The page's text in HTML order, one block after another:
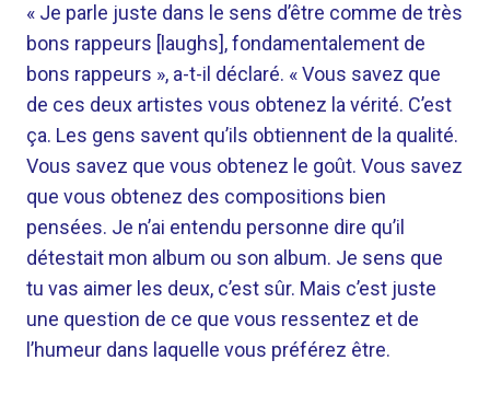
« Je parle juste dans le sens d’être comme de très
bons rappeurs [laughs], fondamentalement de
bons rappeurs », a-t-il déclaré. « Vous savez que
de ces deux artistes vous obtenez la vérité. C’est
ça. Les gens savent qu’ils obtiennent de la qualité.
Vous savez que vous obtenez le goût. Vous savez
que vous obtenez des compositions bien
pensées. Je n’ai entendu personne dire qu’il
détestait mon album ou son album. Je sens que
tu vas aimer les deux, c’est sûr. Mais c’est juste
une question de ce que vous ressentez et de
l’humeur dans laquelle vous préférez être.